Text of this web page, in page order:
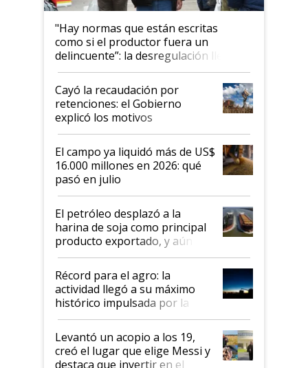
"Hay normas que están escritas
como si el productor fuera un
delincuente”: la desregulación llegó
al Congreso Aapresid y hasta se
habló del financiamiento al IPCVA
Cayó la recaudación por
retenciones: el Gobierno
explicó los motivos
El campo ya liquidó más de US$
16.000 millones en 2026: qué
pasó en julio
El petróleo desplazó a la
harina de soja como principal
producto exportado, y aún así
el agro aportó casi seis de cada
diez dólares y sostuvo el
liderazgo en un semestre
récord
Récord para el agro: la
actividad llegó a su máximo
histórico impulsada por la
cosecha y las exportaciones
Levantó un acopio a los 19,
creó el lugar que elige Messi y
destaca que invertir en el